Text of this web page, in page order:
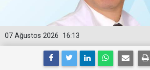
16:13
07 Ağustos 2026